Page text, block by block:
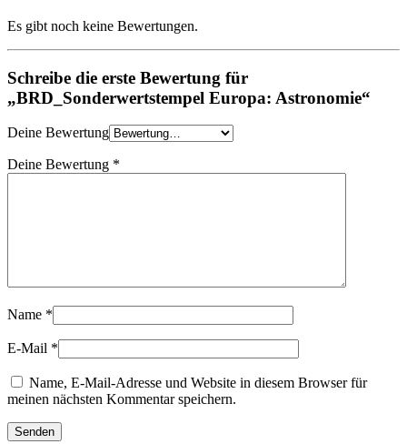
Es gibt noch keine Bewertungen.
Schreibe die erste Bewertung für
„BRD_Sonderwertstempel Europa: Astronomie“
Deine Bewertung
Deine Bewertung *
Name *
E-Mail *
Name, E-Mail-Adresse und Website in diesem Browser für
meinen nächsten Kommentar speichern.